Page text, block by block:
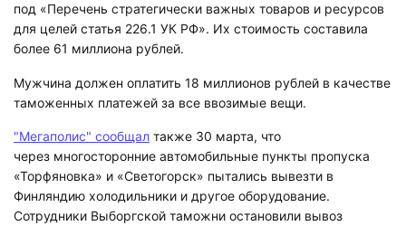
под «Перечень стратегически важных товаров и ресурсов
для целей статья 226.1 УК РФ». Их стоимость составила
более 61 миллиона рублей.
Мужчина должен оплатить 18 миллионов рублей в качестве
таможенных платежей за все ввозимые вещи.
"Мегаполис" сообщал также 30 марта, что
через многосторонние автомобильные пункты пропуска
«Торфяновка» и «Светогорск» пытались вывезти в
Финляндию холодильники и другое оборудование.
Сотрудники Выборгской таможни остановили вывоз